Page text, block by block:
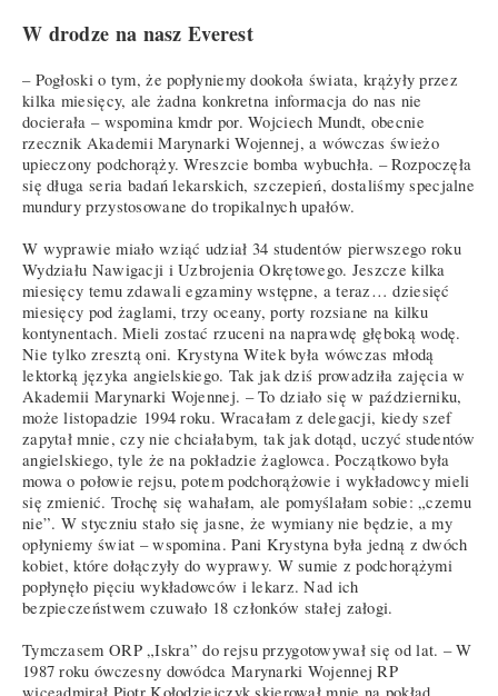
W drodze na nasz Everest
– Pogłoski o tym, że popłyniemy dookoła świata, krążyły przez
kilka miesięcy, ale żadna konkretna informacja do nas nie
docierała – wspomina kmdr por. Wojciech Mundt, obecnie
rzecznik Akademii Marynarki Wojennej, a wówczas świeżo
upieczony podchorąży. Wreszcie bomba wybuchła. – Rozpoczęła
się długa seria badań lekarskich, szczepień, dostaliśmy specjalne
mundury przystosowane do tropikalnych upałów.
W wyprawie miało wziąć udział 34 studentów pierwszego roku
Wydziału Nawigacji i Uzbrojenia Okrętowego. Jeszcze kilka
miesięcy temu zdawali egzaminy wstępne, a teraz… dziesięć
miesięcy pod żaglami, trzy oceany, porty rozsiane na kilku
kontynentach. Mieli zostać rzuceni na naprawdę głęboką wodę.
Nie tylko zresztą oni. Krystyna Witek była wówczas młodą
lektorką języka angielskiego. Tak jak dziś prowadziła zajęcia w
Akademii Marynarki Wojennej. – To działo się w październiku,
może listopadzie 1994 roku. Wracałam z delegacji, kiedy szef
zapytał mnie, czy nie chciałabym, tak jak dotąd, uczyć studentów
angielskiego, tyle że na pokładzie żaglowca. Początkowo była
mowa o połowie rejsu, potem podchorążowie i wykładowcy mieli
się zmienić. Trochę się wahałam, ale pomyślałam sobie: „czemu
nie”. W styczniu stało się jasne, że wymiany nie będzie, a my
opłyniemy świat – wspomina. Pani Krystyna była jedną z dwóch
kobiet, które dołączyły do wyprawy. W sumie z podchorążymi
popłynęło pięciu wykładowców i lekarz. Nad ich
bezpieczeństwem czuwało 18 członków stałej załogi.
Tymczasem ORP „Iskra” do rejsu przygotowywał się od lat. – W
1987 roku ówczesny dowódca Marynarki Wojennej RP